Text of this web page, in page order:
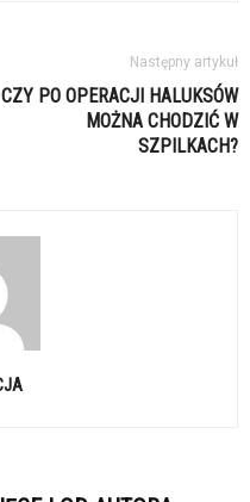
Następny artykuł
CZY PO OPERACJI HALUKSÓW
MOŻNA CHODZIĆ W
SZPILKACH?